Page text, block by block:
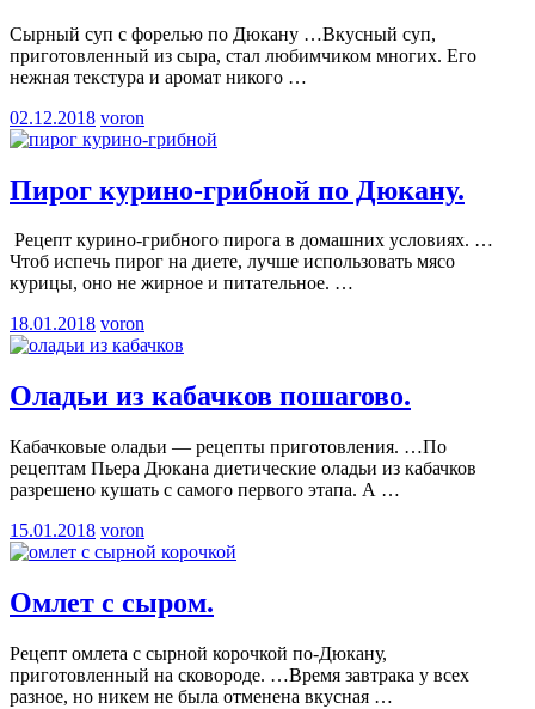
Сырный суп с форелью по Дюкану …Вкусный суп,
приготовленный из сыра, стал любимчиком многих. Его
нежная текстура и аромат никого …
02.12.2018 voron
Пирог курино-грибной по Дюкану.
Рецепт курино-грибного пирога в домашних условиях. …
Чтоб испечь пирог на диете, лучше использовать мясо
курицы, оно не жирное и питательное. …
18.01.2018 voron
Оладьи из кабачков пошагово.
Кабачковые оладьи — рецепты приготовления. …По
рецептам Пьера Дюкана диетические оладьи из кабачков
разрешено кушать с самого первого этапа. А …
15.01.2018 voron
Омлет с сыром.
Рецепт омлета с сырной корочкой по-Дюкану,
приготовленный на сковороде. …Время завтрака у всех
разное, но никем не была отменена вкусная …